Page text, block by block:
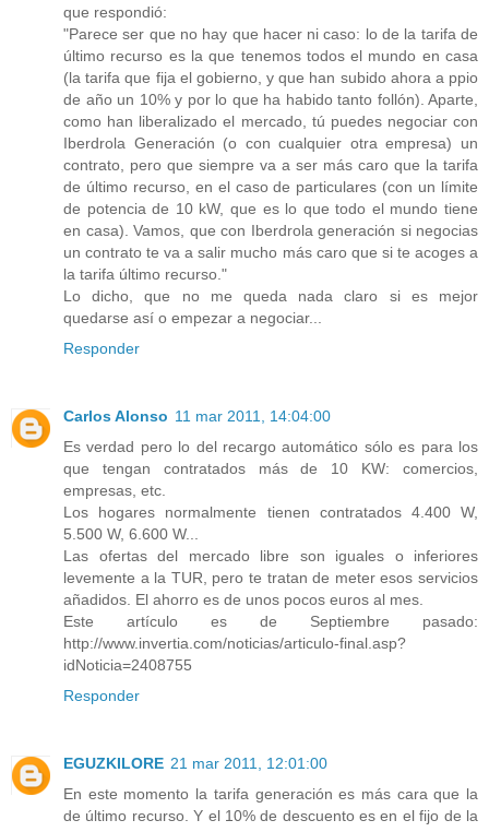
que respondió:
"Parece ser que no hay que hacer ni caso: lo de la tarifa de
último recurso es la que tenemos todos el mundo en casa
(la tarifa que fija el gobierno, y que han subido ahora a ppio
de año un 10% y por lo que ha habido tanto follón). Aparte,
como han liberalizado el mercado, tú puedes negociar con
Iberdrola Generación (o con cualquier otra empresa) un
contrato, pero que siempre va a ser más caro que la tarifa
de último recurso, en el caso de particulares (con un límite
de potencia de 10 kW, que es lo que todo el mundo tiene
en casa). Vamos, que con Iberdrola generación si negocias
un contrato te va a salir mucho más caro que si te acoges a
la tarifa último recurso."
Lo dicho, que no me queda nada claro si es mejor
quedarse así o empezar a negociar...
Responder
Carlos Alonso 11 mar 2011, 14:04:00
Es verdad pero lo del recargo automático sólo es para los
que tengan contratados más de 10 KW: comercios,
empresas, etc.
Los hogares normalmente tienen contratados 4.400 W,
5.500 W, 6.600 W...
Las ofertas del mercado libre son iguales o inferiores
levemente a la TUR, pero te tratan de meter esos servicios
añadidos. El ahorro es de unos pocos euros al mes.
Este artículo es de Septiembre pasado:
http://www.invertia.com/noticias/articulo-final.asp?
idNoticia=2408755
Responder
EGUZKILORE 21 mar 2011, 12:01:00
En este momento la tarifa generación es más cara que la
de último recurso. Y el 10% de descuento es en el fijo de la